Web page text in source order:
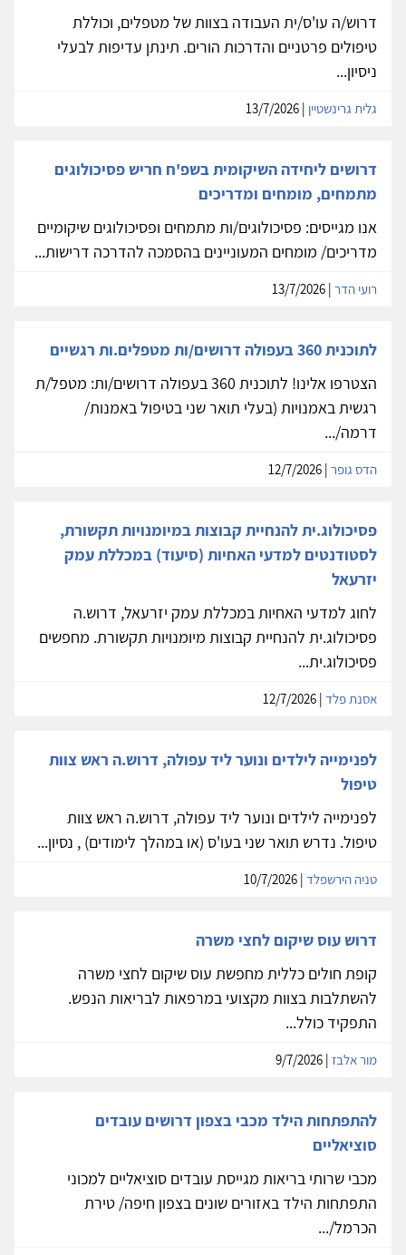
דרוש/ה עו'ס/ית העבודה בצוות של מטפלים, וכוללת
טיפולים פרטניים והדרכות הורים. תינתן עדיפות לבעלי
ניסיון...
גלית גרינשטיין
דרושים ליחידה השיקומית בשפ'ח חריש פסיכולוגים
מתמחים, מומחים ומדריכים
אנו מגייסים: פסיכולוגים/ות מתמחים ופסיכולוגים שיקומיים
מדריכים/ מומחים המעוניינים בהסמכה להדרכה דרישות...
רועי הדר
לתוכנית 360 בעפולה דרושים/ות מטפלים.ות רגשיים
הצטרפו אלינו! לתוכנית 360 בעפולה דרושים/ות: מטפל/ת
רגשית באמנויות (בעלי תואר שני בטיפול באמנות/
דרמה/...
הדס גופר
פסיכולוג.ית להנחיית קבוצות במיומנויות תקשורת,
לסטודנטים למדעי האחיות (סיעוד) במכללת עמק
יזרעאל
לחוג למדעי האחיות במכללת עמק יזרעאל, דרוש.ה
פסיכולוג.ית להנחיית קבוצות מיומנויות תקשורת. מחפשים
פסיכולוג.ית...
אסנת פלד
לפנימייה לילדים ונוער ליד עפולה, דרוש.ה ראש צוות
טיפול
לפנימייה לילדים ונוער ליד עפולה, דרוש.ה ראש צוות
טיפול. נדרש תואר שני בעו'ס (או במהלך לימודים) , נסיון...
טניה הירשפלד
דרוש עוס שיקום לחצי משרה
קופת חולים כללית מחפשת עוס שיקום לחצי משרה
להשתלבות בצוות מקצועי במרפאות לבריאות הנפש.
התפקיד כולל...
מור אלבז
להתפתחות הילד מכבי בצפון דרושים עובדים
סוציאליים
מכבי שרותי בריאות מגייסת עובדים סוציאליים למכוני
התפתחות הילד באזורים שונים בצפון חיפה/ טירת
הכרמל/...